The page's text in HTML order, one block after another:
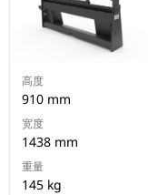
高度
910 mm
宽度
1438 mm
重量
145 kg